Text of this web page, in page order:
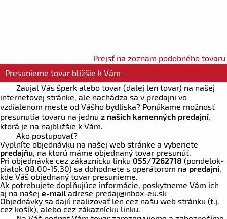
Prejsť na zoznam podobného tovaru
Presunieme tovar bližšie k Vám
Zaujal Vás šperk alebo tovar (ďalej len tovar) na našej
internetovej stránke, ale nachádza sa v predajni vo
vzdialenom meste od Vášho bydliska? Ponúkame možnosť
presunutia tovaru na jednu z našich kamenných predajní,
ktorá je na najbližšie k Vám.
Ako postupovať?
Vyplníte objednávku na našej web stránke a vyberiete
predajňu, na ktorú máme objednaný tovar presunúť.
Pri objednávke cez zákaznícku linku 055/7262718 (pondelok-
piatok 08.00-15.30) sa dohodnete s operátorom napredajni,
kde Váš objednaný tovar presunieme.
Ak potrebujete doplňujúce informácie, poskytneme Vám ich
aj na našeje-mailadrese predaj@inbox-eu.sk
Objednávky sa dajú realizovať len cez našu web stránku (t.j.
cez košík), alebo cez zákaznícku linku.